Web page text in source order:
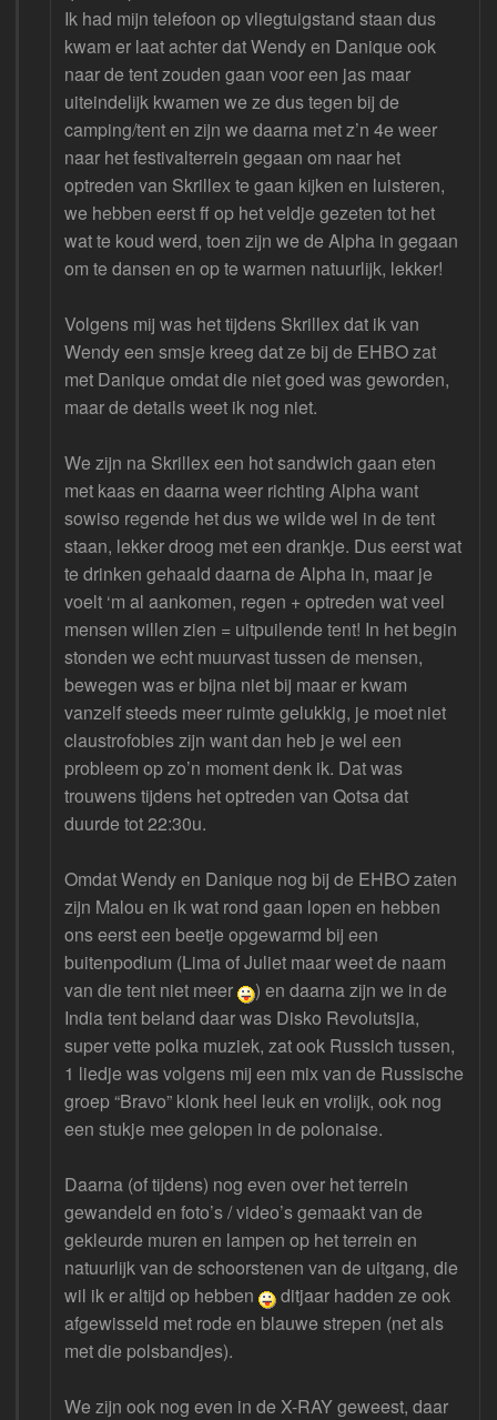
Ik had mijn telefoon op vliegtuigstand staan dus
kwam er laat achter dat Wendy en Danique ook
naar de tent zouden gaan voor een jas maar
uiteindelijk kwamen we ze dus tegen bij de
camping/tent en zijn we daarna met z’n 4e weer
naar het festivalterrein gegaan om naar het
optreden van Skrillex te gaan kijken en luisteren,
we hebben eerst ff op het veldje gezeten tot het
wat te koud werd, toen zijn we de Alpha in gegaan
om te dansen en op te warmen natuurlijk, lekker!
Volgens mij was het tijdens Skrillex dat ik van
Wendy een smsje kreeg dat ze bij de EHBO zat
met Danique omdat die niet goed was geworden,
maar de details weet ik nog niet.
We zijn na Skrillex een hot sandwich gaan eten
met kaas en daarna weer richting Alpha want
sowiso regende het dus we wilde wel in de tent
staan, lekker droog met een drankje. Dus eerst wat
te drinken gehaald daarna de Alpha in, maar je
voelt ‘m al aankomen, regen + optreden wat veel
mensen willen zien = uitpuilende tent! In het begin
stonden we echt muurvast tussen de mensen,
bewegen was er bijna niet bij maar er kwam
vanzelf steeds meer ruimte gelukkig, je moet niet
claustrofobies zijn want dan heb je wel een
probleem op zo’n moment denk ik. Dat was
trouwens tijdens het optreden van Qotsa dat
duurde tot 22:30u.
Omdat Wendy en Danique nog bij de EHBO zaten
zijn Malou en ik wat rond gaan lopen en hebben
ons eerst een beetje opgewarmd bij een
buitenpodium (Lima of Juliet maar weet de naam
van die tent niet meer
) en daarna zijn we in de
India tent beland daar was Disko Revolutsjia,
super vette polka muziek, zat ook Russich tussen,
1 liedje was volgens mij een mix van de Russische
groep “Bravo” klonk heel leuk en vrolijk, ook nog
een stukje mee gelopen in de polonaise.
Daarna (of tijdens) nog even over het terrein
gewandeld en foto’s / video’s gemaakt van de
gekleurde muren en lampen op het terrein en
natuurlijk van de schoorstenen van de uitgang, die
wil ik er altijd op hebben
ditjaar hadden ze ook
afgewisseld met rode en blauwe strepen (net als
met die polsbandjes).
We zijn ook nog even in de X-RAY geweest, daar